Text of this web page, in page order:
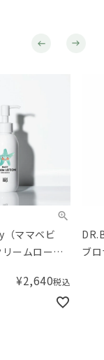
ママベビ
ームローシ
¥2,640税込
ブ